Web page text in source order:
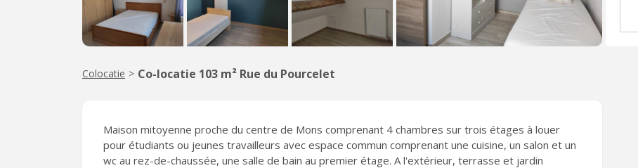
Colocatie > Co-locatie 103 m² Rue du Pourcelet
Maison mitoyenne proche du centre de Mons comprenant 4 chambres sur trois étages à louer
pour étudiants ou jeunes travailleurs avec espace commun comprenant une cuisine, un salon et un
wc au rez-de-chaussée, une salle de bain au premier étage. A l'extérieur, terrasse et jardin